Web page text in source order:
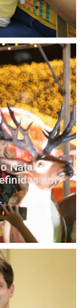
Natal
em